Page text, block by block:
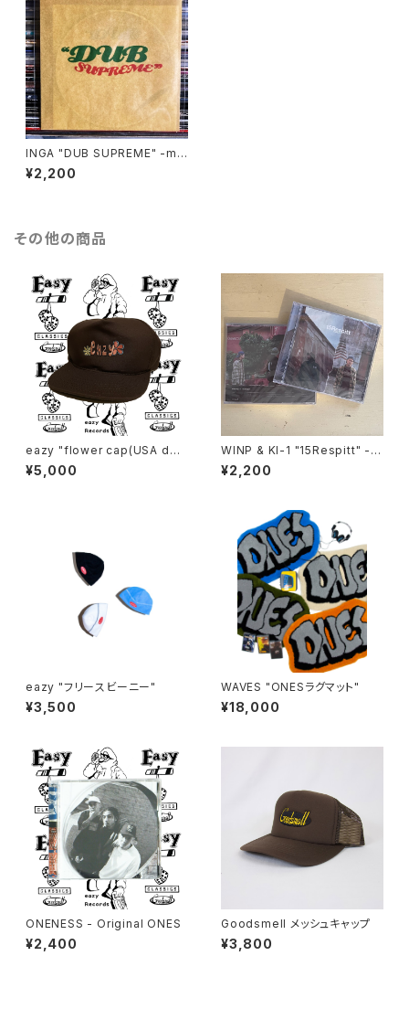
INGA "DUB SUPREME" -mix
cd-
¥2,200
その他の商品
eazy "flower cap(USA dea
d stock)"
¥5,000
WINP & KI-1 "15Respitt" -A
LBUM-
¥2,200
eazy "フリースビーニー"
¥3,500
WAVES "ONESラグマット"
¥18,000
ONENESS - Original ONES
¥2,400
Goodsmell メッシュキャップ
¥3,800